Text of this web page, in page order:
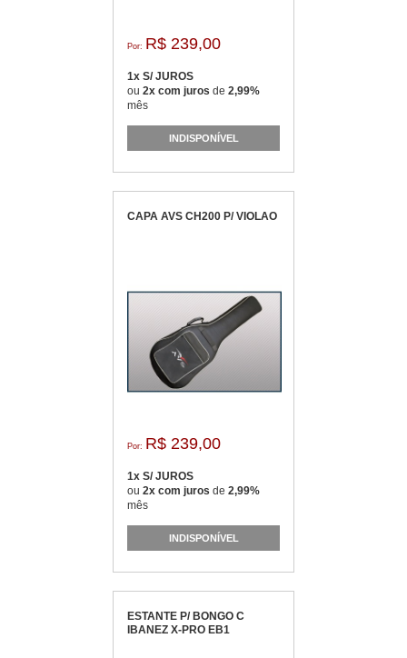
Por: R$ 239,00
1x S/ JUROS
ou 2x com juros de 2,99%
mês
INDISPONÍVEL
CAPA AVS CH200 P/ VIOLAO
Por: R$ 239,00
1x S/ JUROS
ou 2x com juros de 2,99%
mês
INDISPONÍVEL
ESTANTE P/ BONGO C
IBANEZ X-PRO EB1